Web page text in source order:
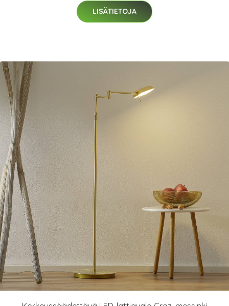
LISÄTIETOJA